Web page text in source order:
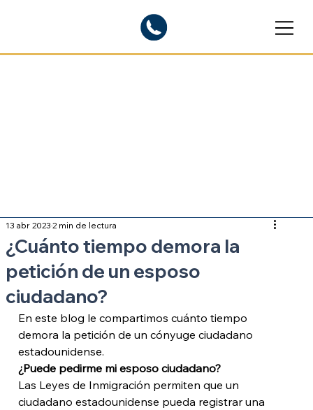
¿Cuánto tiempo demora la
petición de un esposo
ciudadano?
13 abr 20232 min de lectura
En este blog le compartimos cuánto tiempo
demora la petición de un cónyuge ciudadano
estadounidense.
¿Puede pedirme mi esposo ciudadano?
Las Leyes de Inmigración permiten que un
ciudadano estadounidense pueda registrar una